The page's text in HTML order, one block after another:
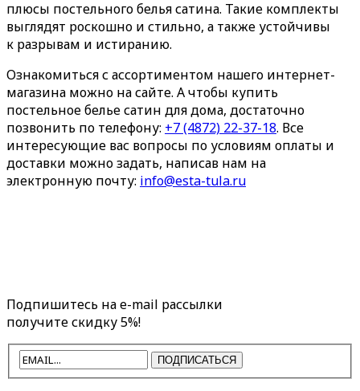
плюсы постельного белья сатина. Такие комплекты
выглядят роскошно и стильно, а также устойчивы
к разрывам и истиранию.
Ознакомиться с ассортиментом нашего интернет-
магазина можно на сайте. А чтобы купить
постельное белье сатин для дома, достаточно
позвонить по телефону: +7 (4872) 22-37-18. Все
интересующие вас вопросы по условиям оплаты и
доставки можно задать, написав нам на
электронную почту: info@esta-tula.ru
Подпишитесь на e-mail рассылки
получите скидку 5%!
ПОДПИСАТЬСЯ